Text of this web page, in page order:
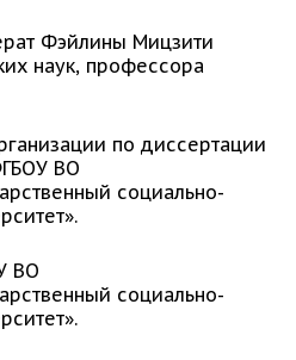
Фэйлины Мицзити
наук, профессора
по диссертации
ВО
социально-
ВО
социально-